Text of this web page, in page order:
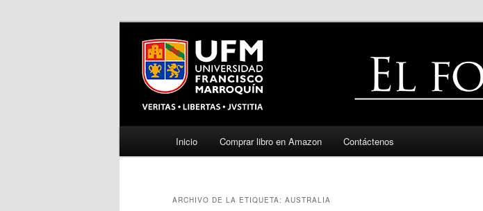
Ir
Ir
Inicio Comprar libro en Amazon Contáctenos
ARCHIVO DE LA ETIQUETA: AUSTRALIA